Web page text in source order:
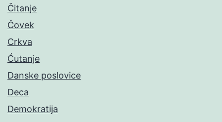
Čitanje
Čovek
Crkva
Ćutanje
Danske poslovice
Deca
Demokratija